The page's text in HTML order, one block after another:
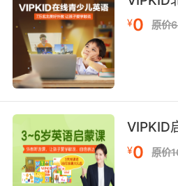
第二、词句跟读法。
¥0 原价
VIPKID
¥0 原价